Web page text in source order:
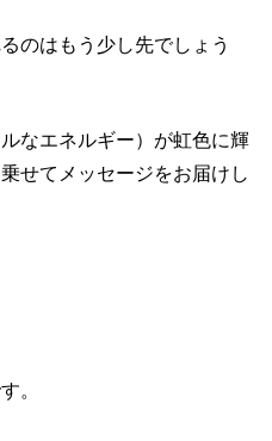
のはもう少し先でしょう
なエネルギー）が虹色に輝
せてメッセージをお届けし
。